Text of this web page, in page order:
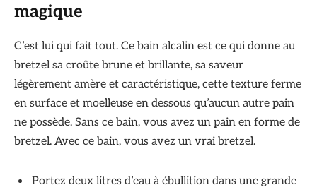
magique
C’est lui qui fait tout. Ce bain alcalin est ce qui donne au
bretzel sa croûte brune et brillante, sa saveur
légèrement amère et caractéristique, cette texture ferme
en surface et moelleuse en dessous qu’aucun autre pain
ne possède. Sans ce bain, vous avez un pain en forme de
bretzel. Avec ce bain, vous avez un vrai bretzel.
Portez deux litres d’eau à ébullition dans une grande